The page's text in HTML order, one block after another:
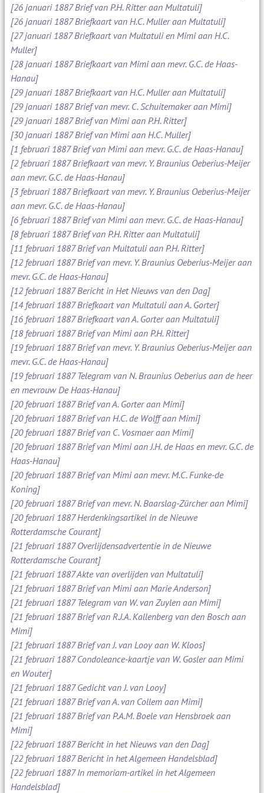
[26 januari 1887 Brief van P.H. Ritter aan Multatuli]
[26 januari 1887 Briefkaart van H.C. Muller aan Multatuli]
[27 januari 1887 Briefkaart van Multatuli en Mimi aan H.C.
Muller]
[28 januari 1887 Briefkaart van Mimi aan mevr. G.C. de Haas-
Hanau]
[29 januari 1887 Briefkaart van H.C. Muller aan Multatuli]
[29 januari 1887 Brief van mevr. C. Schuitemaker aan Mimi]
[29 januari 1887 Brief van Mimi aan P.H. Ritter]
[30 januari 1887 Brief van Mimi aan H.C. Muller]
[1 februari 1887 Brief van Mimi aan mevr. G.C. de Haas-Hanau]
[2 februari 1887 Briefkaart van mevr. Y. Braunius Oeberius-Meijer
aan mevr. G.C. de Haas-Hanau]
[3 februari 1887 Briefkaart van mevr. Y. Braunius Oeberius-Meijer
aan mevr. G.C. de Haas-Hanau]
[6 februari 1887 Brief van Mimi aan mevr. G.C. de Haas-Hanau]
[8 februari 1887 Brief van P.H. Ritter aan Multatuli]
[11 februari 1887 Brief van Multatuli aan P.H. Ritter]
[12 februari 1887 Brief van mevr. Y. Braunius Oeberius-Meijer aan
mevr. G.C. de Haas-Hanau]
[12 februari 1887 Bericht in Het Nieuws van den Dag]
[14 februari 1887 Briefkaart van Multatuli aan A. Gorter]
[16 februari 1887 Briefkaart van A. Gorter aan Multatuli]
[18 februari 1887 Brief van Mimi aan P.H. Ritter]
[19 februari 1887 Brief van mevr. Y. Braunius Oeberius-Meijer aan
mevr. G.C. de Haas-Hanau]
[19 februari 1887 Telegram van N. Braunius Oeberius aan de heer
en mevrouw De Haas-Hanau]
[20 februari 1887 Brief van A. Gorter aan Mimi]
[20 februari 1887 Brief van H.C. de Wolff aan Mimi]
[20 februari 1887 Brief van C. Vosmaer aan Mimi]
[20 februari 1887 Brief van Mimi aan J.H. de Haas en mevr. G.C. de
Haas-Hanau]
[20 februari 1887 Brief van Mimi aan mevr. M.C. Funke-de
Koning]
[20 februari 1887 Brief van mevr. N. Baarslag-Zürcher aan Mimi]
[20 februari 1887 Herdenkingsartikel in de Nieuwe
Rotterdamsche Courant]
[21 februari 1887 Overlijdensadvertentie in de Nieuwe
Rotterdamsche Courant]
[21 februari 1887 Akte van overlijden van Multatuli]
[21 februari 1887 Brief van Mimi aan Marie Anderson]
[21 februari 1887 Telegram van W. van Zuylen aan Mimi]
[21 februari 1887 Brief van R.J.A. Kallenberg van den Bosch aan
Mimi]
[21 februari 1887 Brief van J. van Looy aan W. Kloos]
[21 februari 1887 Condoleance-kaartje van W. Gosler aan Mimi
en Wouter]
[21 februari 1887 Gedicht van J. van Looy]
[21 februari 1887 Brief van A. van Collem aan Mimi]
[21 februari 1887 Brief van P.A.M. Boele van Hensbroek aan
Mimi]
[22 februari 1887 Bericht in het Nieuws van den Dag]
[22 februari 1887 Bericht in het Algemeen Handelsblad]
[22 februari 1887 In memoriam-artikel in het Algemeen
Handelsblad]